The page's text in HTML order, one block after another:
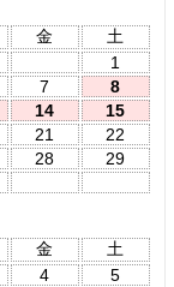
金
土
1
7
8
14
15
21
22
28
29
金
土
4
5